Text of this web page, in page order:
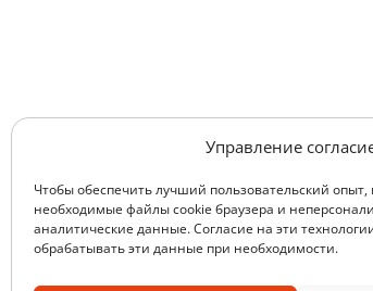
Управление
Чтобы обеспечить лучший пользовательский
необходимые файлы cookie браузера и
аналитические данные. Согласие на эти
обрабатывать эти данные при необходимости.
дар